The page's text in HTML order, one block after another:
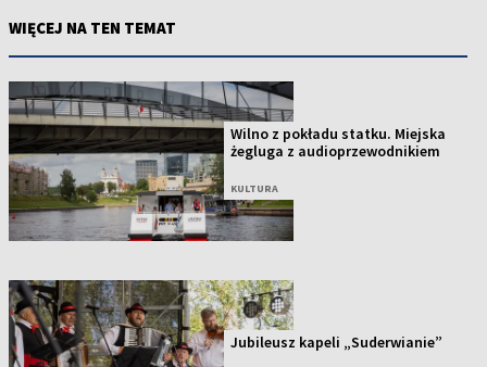
WIĘCEJ NA TEN TEMAT
Wilno z pokładu statku. Miejska
żegluga z audioprzewodnikiem
KULTURA
Jubileusz kapeli „Suderwianie”